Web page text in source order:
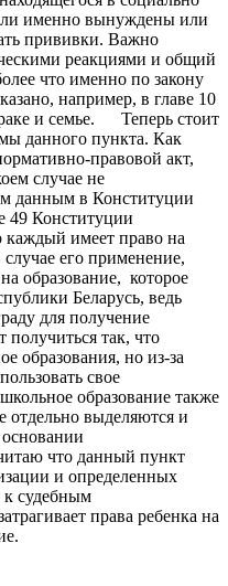
именно вынуждены или
прививки. Важно
реакциями и общий
что именно по закону
например, в главе 10
и семье. Теперь стоит
данного пункта. Как
правовой акт,
случае не
данным в Конституции
49 Конституции
каждый имеет право на
его применение,
образование, которое
Беларусь, ведь
для получение
получиться так, что
образования, но из-за
свое
образование также
отдельно выделяются и
что данный пункт
и определенных
к судебным
права ребенка на